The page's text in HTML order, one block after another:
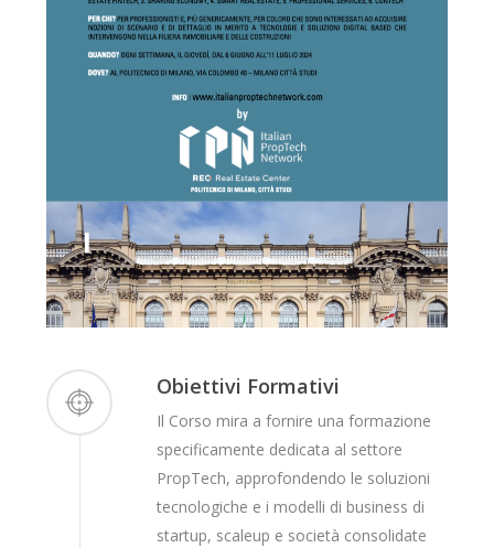
Obiettivi Formativi
Il Corso mira a fornire una formazione
specificamente dedicata al settore
PropTech, approfondendo le soluzioni
tecnologiche e i modelli di business di
startup, scaleup e società consolidate